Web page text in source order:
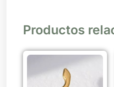
Productos
Este
producto
tiene